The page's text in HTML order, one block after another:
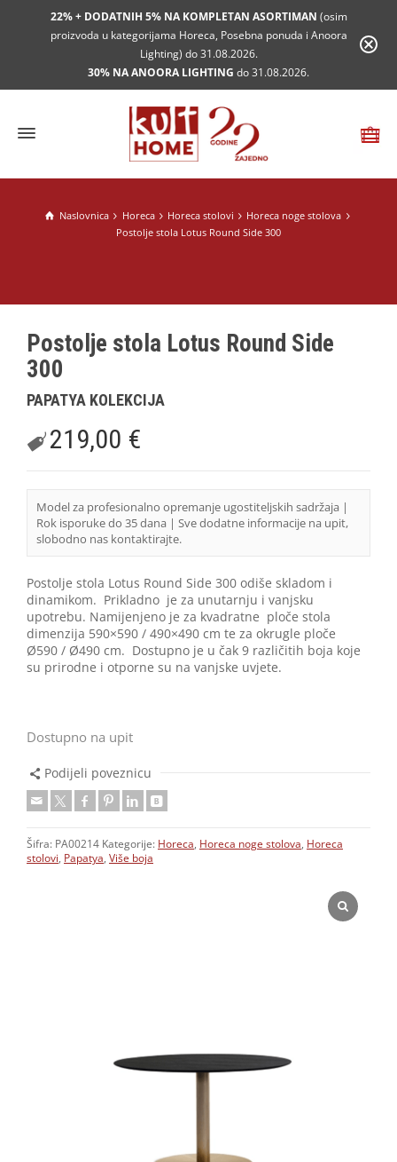
22% + DODATNIH 5% NA KOMPLETAN ASORTIMAN (osim
proizvoda u kategorijama Horeca, Posebna ponuda i Anoora
Lighting) do 31.08.2026.
30% NA ANOORA LIGHTING do 31.08.2026.
Naslovnica Horeca Horeca stolovi
Horeca noge stolova
Postolje stola Lotus Round Side 300
Postolje stola Lotus Round Side
300
PAPATYA KOLEKCIJA
219,00 €
Model za profesionalno opremanje ugostiteljskih sadržaja |
Rok isporuke do 35 dana | Sve dodatne informacije na upit,
slobodno nas kontaktirajte.
Postolje stola Lotus Round Side 300 odiše skladom i
dinamikom. Prikladno je za unutarnju i vanjsku
upotrebu. Namijenjeno je za kvadratne ploče stola
dimenzija 590×590 / 490×490 cm te za okrugle ploče
Ø590 / Ø490 cm. Dostupno je u čak 9 različitih boja koje
su prirodne i otporne su na vanjske uvjete.
Dostupno na upit
Podijeli poveznicu
Šifra: PA00214 Kategorije: Horeca Horeca noge stolova Horeca
stolovi Papatya Više boja